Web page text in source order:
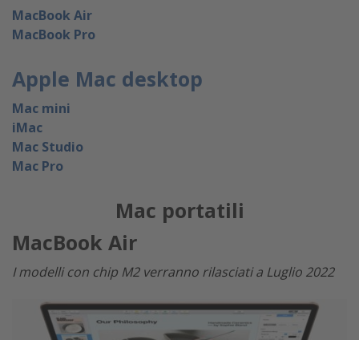
MacBook Air
MacBook Pro
Apple Mac desktop
Mac mini
iMac
Mac Studio
Mac Pro
Mac portatili
MacBook Air
I modelli con chip M2 verranno rilasciati a Luglio 2022